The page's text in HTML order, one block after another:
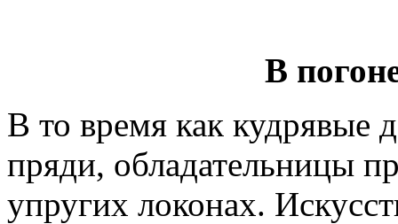
В
В то время как кудрявые
пряди, обладательницы
упругих локонах.